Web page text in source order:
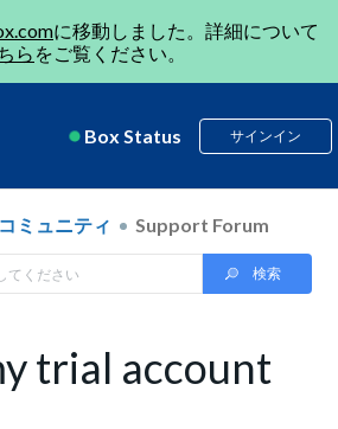
に移動しました。詳細について
ら をご覧ください。
Box Status サインイン
コミュニティ Support Forum
trial account